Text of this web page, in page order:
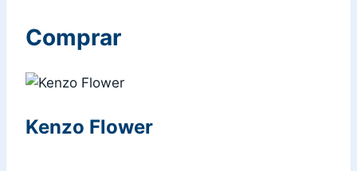
Comprar
Kenzo Flower